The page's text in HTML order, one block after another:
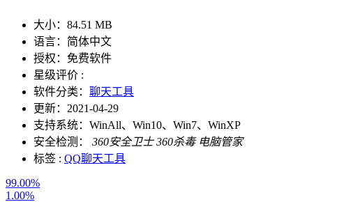
大小： 84.51 MB
语言： 简体中文
授权： 免费软件
星级评价 :
软件分类： 聊天工具
更新： 2021-04-29
支持系统： WinAll、Win10、Win7、WinXP
安全检测：
360安全卫士 360杀毒 电脑管家
标签 : QQ聊天工具
99.00%
1.00%